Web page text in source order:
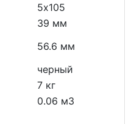
5х105
39 мм
56.6 мм
черный
7 кг
0.06 м3